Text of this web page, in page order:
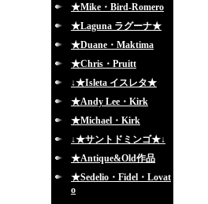
★Mike・Bird-Romero
★Laguna ラグーナ★
★Duane・Maktima
★Chris・Pruitt
↓★Isleta イスレタ★
★Andy Lee・Kirk
★Michael・Kirk
↓★サントドミンゴ★↓
★Antique&Old作品
★Sedelio・Fidel・Lovat
o